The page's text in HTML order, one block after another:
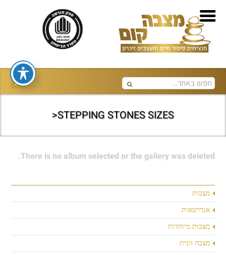
STEPPING STONES SIZES<
מצבות
אנדרטאות
מצבות מיוחדות
מצבה זוגית
There is no album selected or the gallery was deleted.